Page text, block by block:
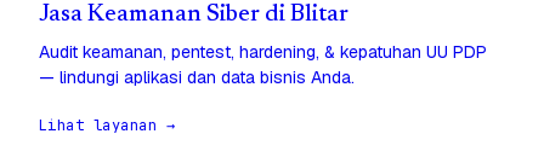
Jasa Keamanan Siber di Blitar
Audit keamanan, pentest, hardening, & kepatuhan UU PDP
— lindungi aplikasi dan data bisnis Anda.
Lihat layanan →